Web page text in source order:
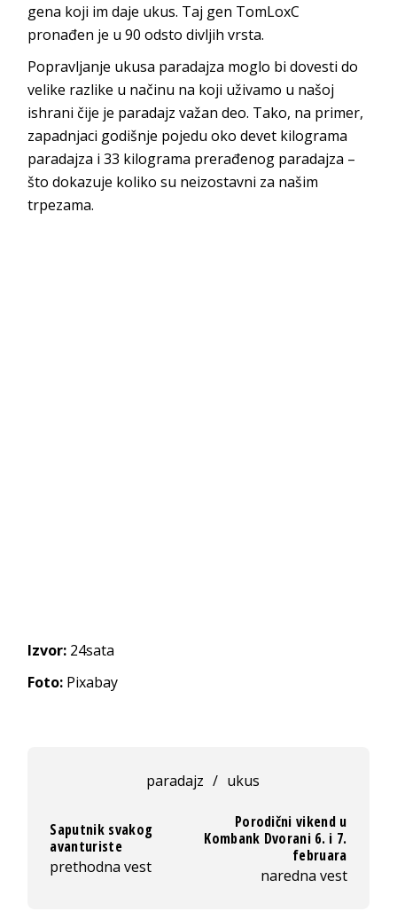
gena koji im daje ukus. Taj gen TomLoxC
pronađen je u 90 odsto divljih vrsta.
Popravljanje ukusa paradajza moglo bi dovesti do
velike razlike u načinu na koji uživamo u našoj
ishrani čije je paradajz važan deo. Tako, na primer,
zapadnjaci godišnje pojedu oko devet kilograma
paradajza i 33 kilograma prerađenog paradajza –
što dokazuje koliko su neizostavni za našim
trpezama.
Izvor: 24sata
Foto: Pixabay
paradajz / ukus
Saputnik svakog
avanturiste
prethodna vest
Porodični vikend u
Kombank Dvorani 6. i 7.
februara
naredna vest